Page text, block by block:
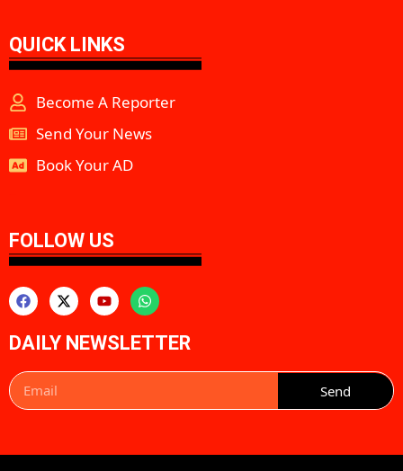
QUICK LINKS
Become A Reporter
Send Your News
Book Your AD
FOLLOW US
DAILY NEWSLETTER
Send